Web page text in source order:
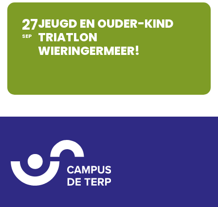
27
SEP
JEUGD EN OUDER-KIND
TRIATLON
WIERINGERMEER!